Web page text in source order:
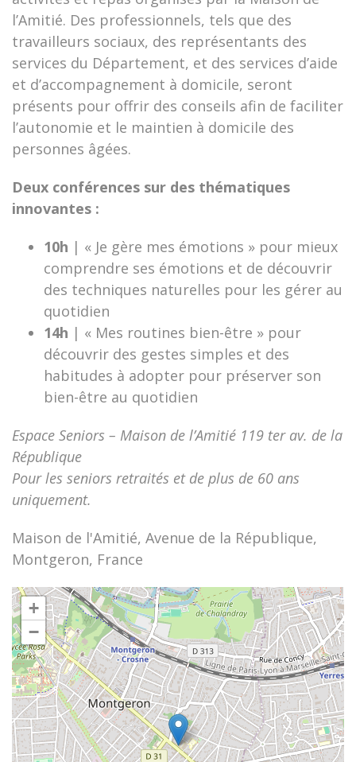
l’Amitié. Des professionnels, tels que des
travailleurs sociaux, des représentants des
services du Département, et des services d’aide
et d’accompagnement à domicile, seront
présents pour offrir des conseils afin de faciliter
l’autonomie et le maintien à domicile des
personnes âgées.
Deux conférences sur des thématiques
innovantes :
10h | « Je gère mes émotions » pour mieux
comprendre ses émotions et de découvrir
des techniques naturelles pour les gérer au
quotidien
14h | « Mes routines bien-être » pour
découvrir des gestes simples et des
habitudes à adopter pour préserver son
bien-être au quotidien
Espace Seniors – Maison de l’Amitié 119 ter av. de la
République
Pour les seniors retraités et de plus de 60 ans
uniquement.
Maison de l'Amitié, Avenue de la République,
Montgeron, France
+
−